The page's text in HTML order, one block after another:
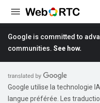
Google is committed to
communities. See how.
Google utilise la technologie
langue préférée. Les